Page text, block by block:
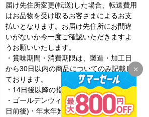
届け先住所変更(転送)した場合、転送費用
はお品物を受け取るお客さまによるお支
払いとなります。お届け先住所にお間違
いがないか今一度ご確認いただきますよ
うお願いいたします。
・賞味期間・消費期限は、製造・加工日
から30日以内の商品についてのみ記載し
ております。
・14日後以降の指定日にお届けします。
・ゴールデンウィーク・お盆期間(8月15
日前後)・年末年始など連休に係るご注文